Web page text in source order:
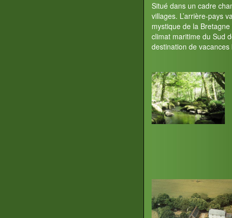
Situé dans un cadre
villages. L’arrière-pays
mystique de la
climat maritime du Sud
destination de